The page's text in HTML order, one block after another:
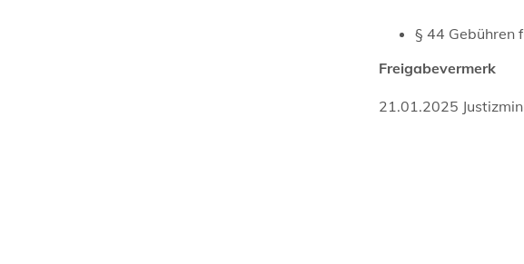
§ 44 Gebühren
Freigabevermerk
21.01.2025